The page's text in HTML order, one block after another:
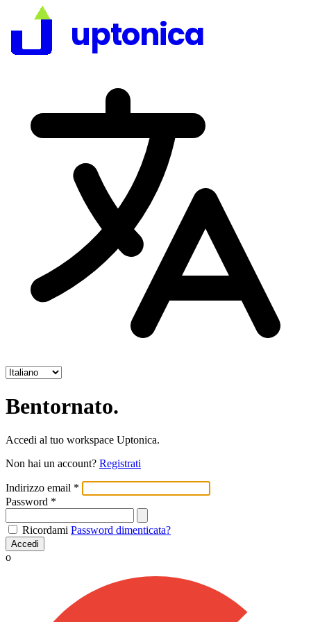
uptonica
Bentornato.
Accedi al tuo workspace Uptonica.
Non hai un account? Registrati
Indirizzo email *
Password *
Ricordami Password dimenticata?
Accedi
o